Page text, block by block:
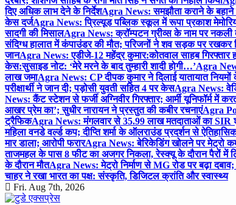
दिए अधिक लाभ देने के निर्देशAgra News: समझौता कराने के बहाने
केस दर्जAgra News: प्रिल्यूड पब्लिक स्कूल में रूपा प्रकाश
सादगी की मिसालAgra News: क्रॉम्पटन ग्रीव्स के नाम पर नकली
संदिग्ध हालात में कंपाउंडर की मौत; परिजनों ने शव सड़क पर रखकर
जानAgra News: एडीजे-12 महेंद्र कुमार:कोतवाल साहब गिरफ्तार
केस:सुसाइड नोट: ‘मेरे मरने के बाद तुम्हारी शादी होगी…’Agra
लाख जमाAgra News: CP दीपक कुमार ने दिलाई यातायात
परीक्षार्थी ने जान दी; पड़ोसी युवती सहित 4 पर केसAgra News:
News: कैंट स्टेशन से फर्जी अग्निवीर गिरफ्तार; आर्मी यूनिफॉर्म में
आखर प्रेम का’; सुधीर नारायन ने प्रस्तुत की कबीर रचनाएंAgra
ट्रैफिकAgra News: मंगलवार से 35.99 लाख मतदाताओं का SIR
महिला वनडे वर्ल्ड कप; दीप्ति शर्मा के ऑलराउंड प्रदर्शन से
मार डाला; आरोपी फरारAgra News: बेरिकेडिंग खोलने पर मेट्रो
ताजमहल के पास 8 फीट का अजगर निकला, रेस्क्यू के दौरान पैरों में
के दौरान मौतAgra News: मेट्रो निर्माण से MG रोड पर बढ़ा
चाहर ने रखा भारत का पक्ष: संस्कृति, डिजिटल क्रांति और स्वास्थ्य
Fri. Aug 7th, 2026